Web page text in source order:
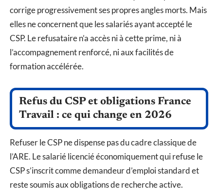
corrige progressivement ses propres angles morts. Mais
elles ne concernent que les salariés ayant accepté le
CSP. Le refusataire n’a accès ni à cette prime, ni à
l’accompagnement renforcé, ni aux facilités de
formation accélérée.
Refus du CSP et obligations France
Travail : ce qui change en 2026
Refuser le CSP ne dispense pas du cadre classique de
l’ARE. Le salarié licencié économiquement qui refuse le
CSP s’inscrit comme demandeur d’emploi standard et
reste soumis aux obligations de recherche active.